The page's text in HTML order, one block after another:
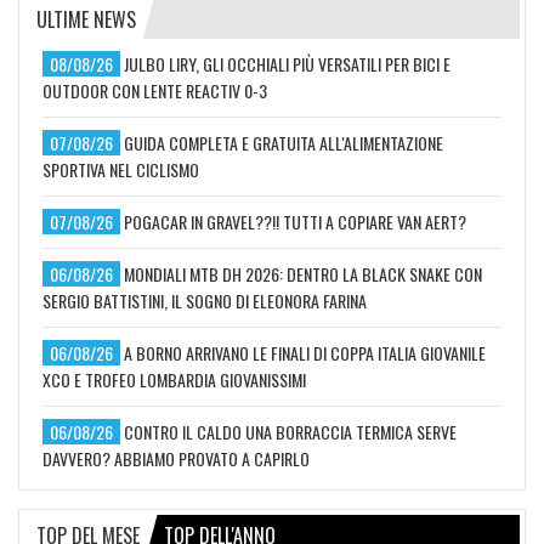
ULTIME NEWS
08/08/26 JULBO LIRY, GLI OCCHIALI PIÙ VERSATILI PER BICI E
OUTDOOR CON LENTE REACTIV 0-3
07/08/26 GUIDA COMPLETA E GRATUITA ALL'ALIMENTAZIONE
SPORTIVA NEL CICLISMO
07/08/26 POGACAR IN GRAVEL??!! TUTTI A COPIARE VAN AERT?
06/08/26 MONDIALI MTB DH 2026: DENTRO LA BLACK SNAKE CON
SERGIO BATTISTINI, IL SOGNO DI ELEONORA FARINA
06/08/26 A BORNO ARRIVANO LE FINALI DI COPPA ITALIA GIOVANILE
XCO E TROFEO LOMBARDIA GIOVANISSIMI
06/08/26 CONTRO IL CALDO UNA BORRACCIA TERMICA SERVE
DAVVERO? ABBIAMO PROVATO A CAPIRLO
TOP DEL MESE TOP DELL'ANNO